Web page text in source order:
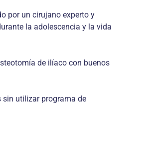
por un cirujano experto y
la adolescencia y la vida
de ilíaco con buenos
sin utilizar programa de